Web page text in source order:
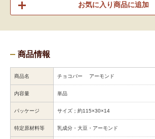
お気に入り商品に追加
商品情報
商品名 チョコバー アーモンド
内容量 単品
パッケージ サイズ；約115×30×14
特定原材料等 乳成分・大豆・アーモンド